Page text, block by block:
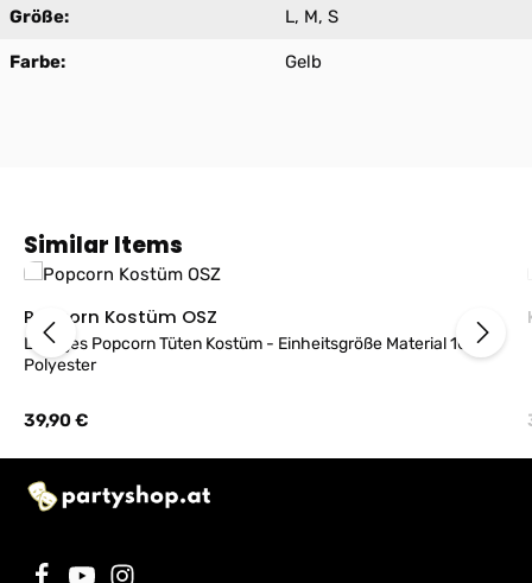
Größe: L, M, S
Farbe: Gelb
Produktgalerie überspringen
Similar Items
Popcorn Kostüm OSZ
Lustiges Popcorn Tüten Kostüm - Einheitsgröße Material 100%
Polyester
Regulärer Preis:
39,90 €